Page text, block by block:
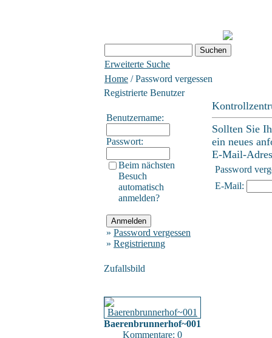
Erweiterte Suche
Home / Password vergessen
Registrierte Benutzer
Benutzername:
Passwort:
Beim nächsten
Besuch
automatisch
anmelden?
» Password vergessen
» Registrierung
Zufallsbild
Baerenbrunnerhof~001
Kommentare: 0
Sollten Sie
ein neues
E-Mail-
Password
E-Mail: